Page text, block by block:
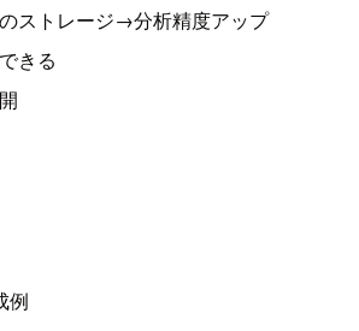
ストレージ→分析精度アップ
きる
例